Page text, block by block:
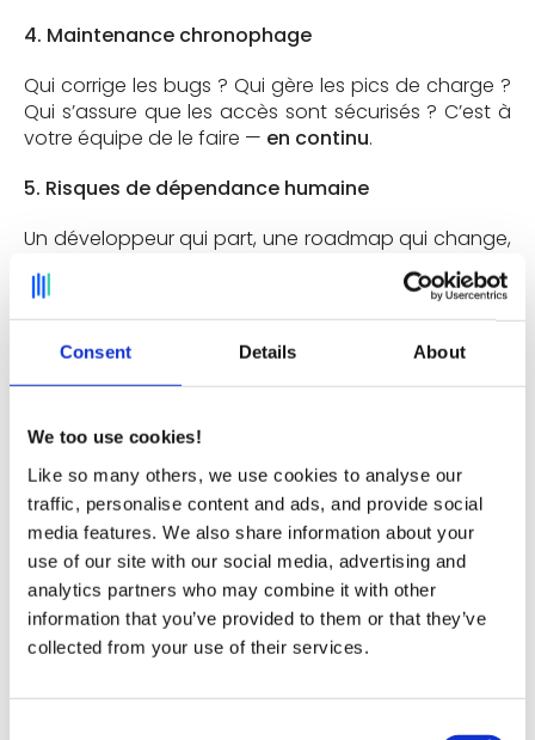
Consent Details About
We too use cookies!
Like so many others, we use cookies to analyse our
traffic, personalise content and ads, and provide social
media features. We also share information about your
use of our site with our social media, advertising and
analytics partners who may combine it with other
information that you’ve provided to them or that they’ve
collected from your use of their services.
4. Maintenance chronophage
Qui corrige les bugs ? Qui gère les pics de charge ?
Qui s’assure que les accès sont sécurisés ? C’est à
votre équipe de le faire — en continu.
5. Risques de dépendance humaine
Un développeur qui part, une roadmap qui change,
un projet qui s’enlise : autant de risques bien réels
pour un produit non cœur de métier. Une fois les
ressources parties de l'entreprise, un legacy se
construit, et ne fait qu'augmenter les coûts de
Tableau comparatif
Critère
Deskare
(SaaS)
Solution
interne
semaines